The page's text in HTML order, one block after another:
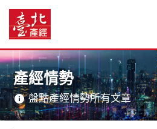
（2025Q1）
臺
北
產
資
訊
網
臺
經
訊
網
網
站
主
單
主
意
境
產經情勢
盤點產經情勢所有文章